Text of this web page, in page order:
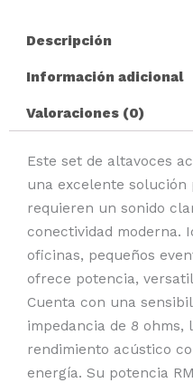
Descripción
Información adicional
Valoraciones (0)
Este set de altavoces
una excelente solución
requieren un sonido
conectividad moderna.
oficinas, pequeños
ofrece potencia,
Cuenta con una
impedancia de 8
rendimiento acústico
energía. Su potencia